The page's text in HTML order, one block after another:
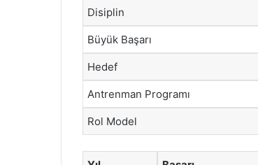
Disiplin
Büyük Başarı
Hedef
Antrenman Programı
Rol Model